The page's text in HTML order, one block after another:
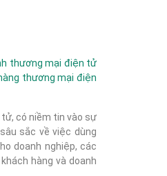
thương mại điện tử
thương mại điện
có niềm tin vào sự
sắc về việc dùng
doanh nghiệp, các
hàng và doanh